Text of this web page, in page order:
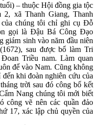
– thuộc Hội đồng gia tộc
xã Thanh Giang, Thanh
chúng tôi chỉ ghi cụ Đỗ
gọi là Đậu Bá Công Đạo
giám sinh vào năm đầu niên
sau được bổ làm Tri
Triều nam. Làm quan
để vào Nam. Cũng không
khi đoàn nghiên cứu của
trời sau đó công bố kết
Nang chúng tôi mới biết
công vẽ nên các quần đảo
17, xác lập chủ quyền của